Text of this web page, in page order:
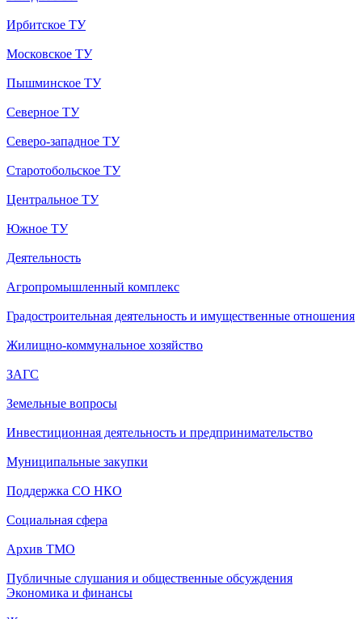
Ирбитское ТУ
Московское ТУ
Пышминское ТУ
Северное ТУ
Северо-западное ТУ
Старотобольское ТУ
Центральное ТУ
Южное ТУ
Деятельность
Агропромышленный комплекс
Градостроительная деятельность и имущественные отношения
Жилищно-коммунальное хозяйство
ЗАГС
Земельные вопросы
Инвестиционная деятельность и предпринимательство
Муниципальные закупки
Поддержка СО НКО
Социальная сфера
Архив ТМО
Публичные слушания и общественные обсуждения
Экономика и финансы